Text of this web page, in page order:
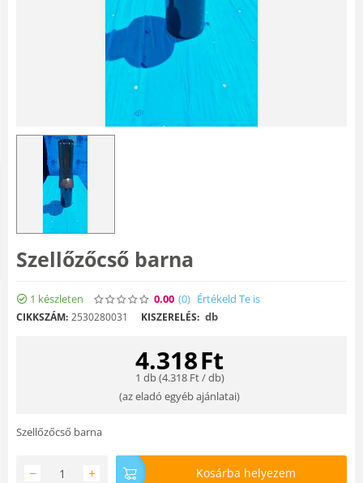
Szellőzőcső barna
1 készleten 0.00 (0) Értékeld Te is
CIKKSZÁM: 2530280031 KISZERELÉS: db
4.318Ft
1 db (4.318Ft/ db)
(az eladó egyéb ajánlatai)
Szellőzőcső barna
+
− Kosárba helyezem